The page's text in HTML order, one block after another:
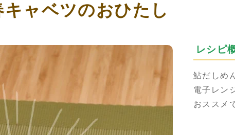
ャベツのおひたし
レシピ
鮎だしめ
電子レン
おススメ